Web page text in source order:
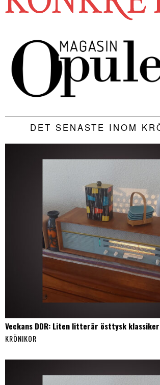
DET SENASTE INOM
Veckans DDR: Liten litterär östtysk klassiker
KRÖNIKOR